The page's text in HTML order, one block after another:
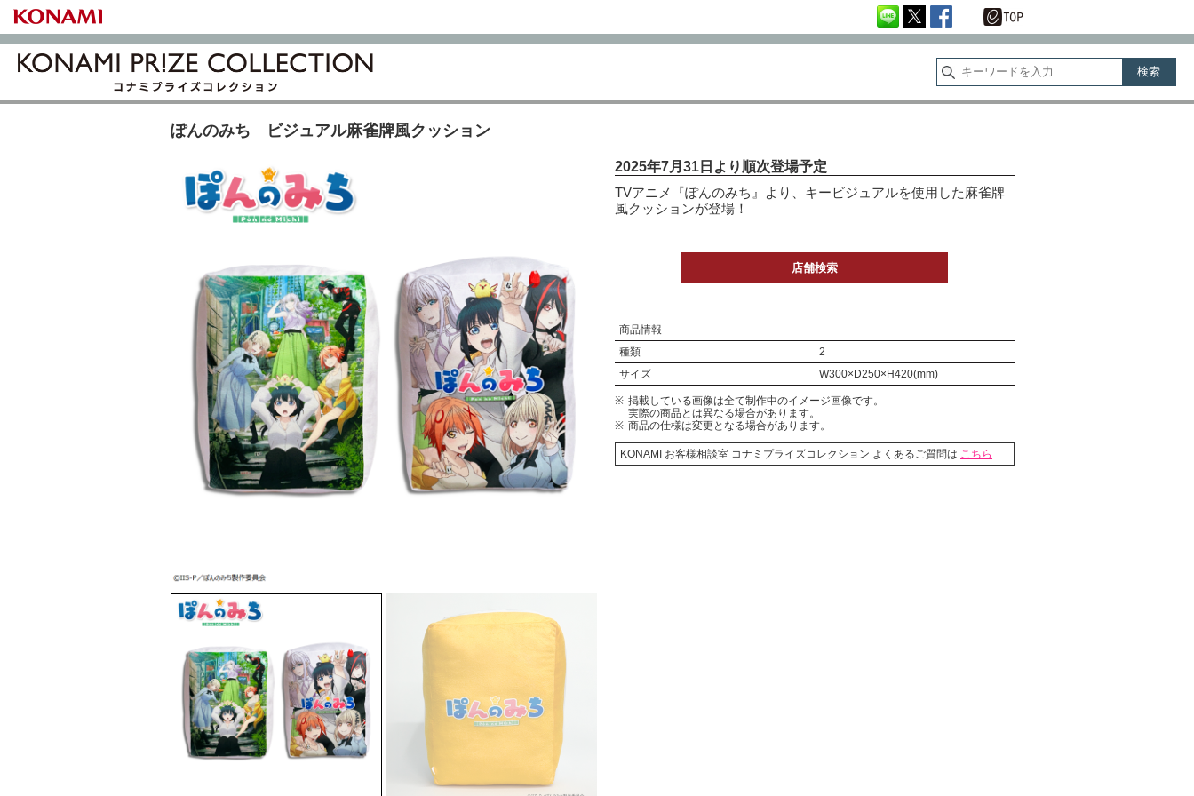
ぽんのみち ビジュアル麻雀牌風クッション
2025年7月31日より順次登場予定
TVアニメ『ぽんのみち』より、キービジュアルを使用した麻雀牌
風クッションが登場！
店舗検索
商品情報
種類
2
サイズ
W300×D250×H420(mm)
掲載している画像は全て制作中のイメージ画像です。
実際の商品とは異なる場合があります。
商品の仕様は変更となる場合があります。
KONAMI お客様相談室 コナミプライズコレクション よくあるご質問は こちら